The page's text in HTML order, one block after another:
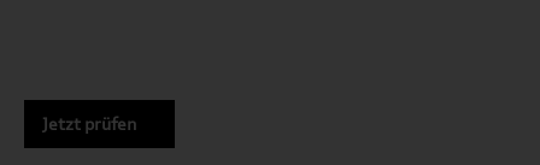
Jetzt prüfen